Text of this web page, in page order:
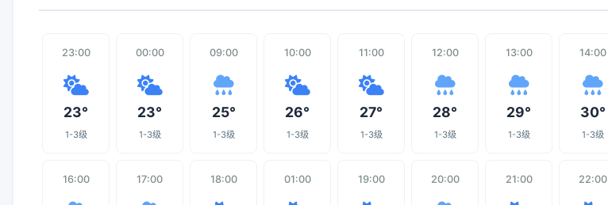
23:00
23°
1-3级
00:00
23°
1-3级
09:00
25°
1-3级
10:00
26°
1-3级
11:00
27°
1-3级
12:00
28°
1-3级
13:00
29°
1-3级
14:00
30°
1-3级
16:00 17:00 18:00 01:00 19:00 20:00 21:00 22:00